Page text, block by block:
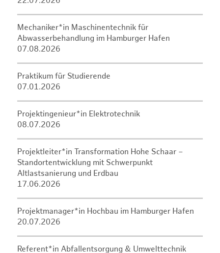
Mechaniker*in Maschinentechnik für
Abwasserbehandlung im Hamburger Hafen
07.08.2026
Praktikum für Studierende
07.01.2026
Projektingenieur*in Elektrotechnik
08.07.2026
Projektleiter*in Transformation Hohe Schaar –
Standortentwicklung mit Schwerpunkt
Altlastsanierung und Erdbau
17.06.2026
Projektmanager*in Hochbau im Hamburger Hafen
20.07.2026
Referent*in Abfallentsorgung & Umwelttechnik